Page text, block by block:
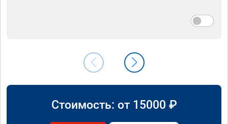
Стоимость: от 15000 ₽